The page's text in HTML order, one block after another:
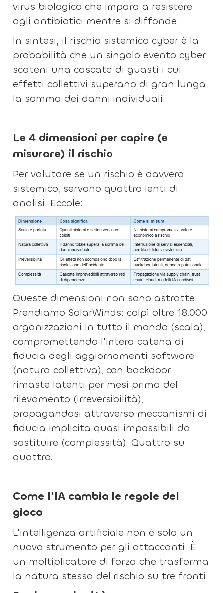
virus biologico che impara a resistere
agli antibiotici mentre si diffonde.
In sintesi, il rischio sistemico cyber è la
probabilità che un singolo evento cyber
scateni una cascata di guasti i cui
effetti collettivi superano di gran lunga
la somma dei danni individuali.
Le 4 dimensioni per capire (e
misurare) il rischio
Per valutare se un rischio è davvero
sistemico, servono quattro lenti di
analisi. Eccole:
Queste dimensioni non sono astratte.
Prendiamo SolarWinds: colpì oltre 18.000
organizzazioni in tutto il mondo (scala),
compromettendo l'intera catena di
fiducia degli aggiornamenti software
(natura collettiva), con backdoor
rimaste latenti per mesi prima del
rilevamento (irreversibilità),
propagandosi attraverso meccanismi di
fiducia implicita quasi impossibili da
sostituire (complessità). Quattro su
quattro.
Come l'IA cambia le regole del
gioco
L'intelligenza artificiale non è solo un
nuovo strumento per gli attaccanti. È
un moltiplicatore di forza che trasforma
la natura stessa del rischio su tre fronti.